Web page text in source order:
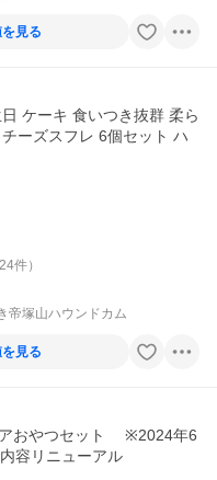
見る
ケーキ 食いつき抜群 柔ら
ーズスフレ 6個セット ハ
24件）
帝塚山ハウンドカム
見る
アおやつセット ※2024年6
容リニューアル